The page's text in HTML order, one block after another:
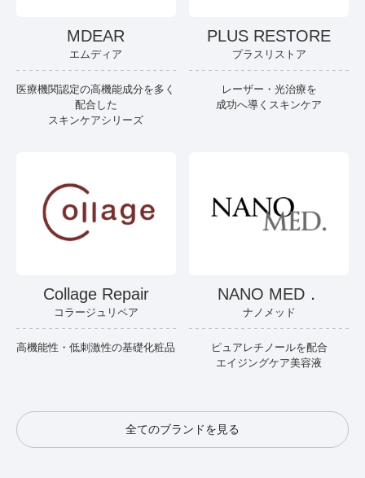
MDEAR
エムディア
医療機関認定の高機能成分を多く
配合した
スキンケアシリーズ
PLUS RESTORE
プラスリストア
レーザー・光治療を
成功へ導くスキンケア
Collage Repair
コラージュリペア
高機能性・低刺激性の基礎化粧品
NANO MED．
ナノメッド
ピュアレチノールを配合
エイジングケア美容液
全てのブランドを見る